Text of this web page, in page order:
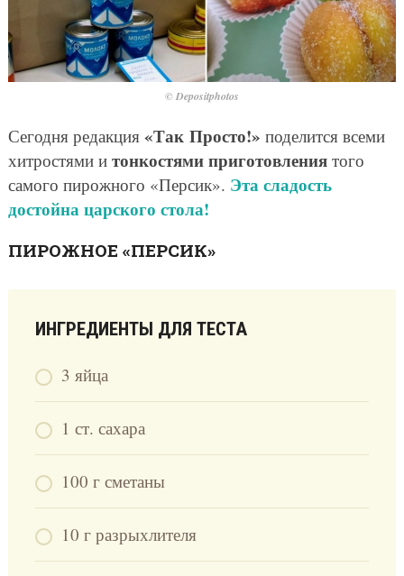
© Depositphotos
Сегодня редакция «Так Просто!» поделится всеми
хитростями и тонкостями приготовлениятого
самого пирожного «Персик». Эта сладость
достойна царского стола!
ПИРОЖНОЕ «ПЕРСИК»
ИНГРЕДИЕНТЫ ДЛЯ ТЕСТА
3 яйца
1 ст. сахара
100 г сметаны
10 г разрыхлителя